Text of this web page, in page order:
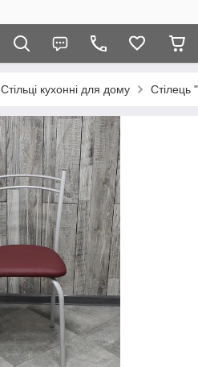
Стільці кухонні для дому Стілець